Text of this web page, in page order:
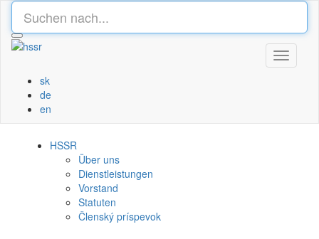
Toggle
sk
de
en
HSSR
Über uns
Dienstleistungen
Vorstand
Statuten
Členský príspevok